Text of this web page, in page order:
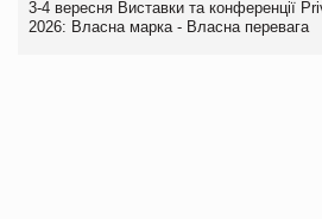
3-4 вересня Виставки та конференції
2026: Власна марка - Власна перевага